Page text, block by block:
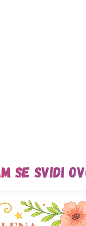
se svidi